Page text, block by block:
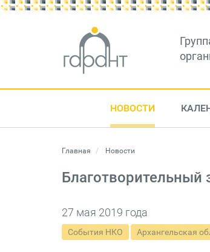
НОВОСТИ
Главная Новости
Благотворительный
27 мая 2019 года
События НКО Архангельская